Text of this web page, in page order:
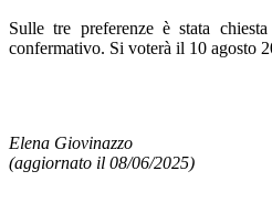
Sulle tre preferenze è stata
confermativo. Si voterà il 10 agosto
Elena Giovinazzo
(aggiornato il 08/06/2025)